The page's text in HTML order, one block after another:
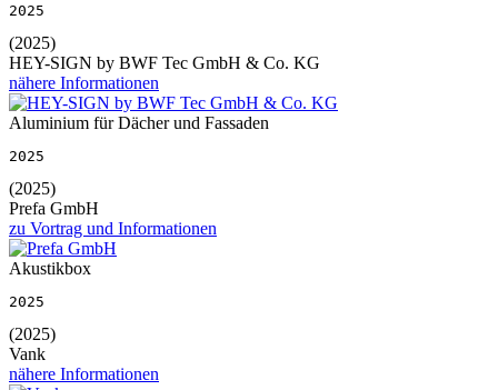
2025
(2025)
HEY-SIGN by BWF Tec GmbH & Co. KG
nähere Informationen
Aluminium für Dächer und Fassaden
2025
(2025)
Prefa GmbH
zu Vortrag und Informationen
Akustikbox
2025
(2025)
Vank
nähere Informationen